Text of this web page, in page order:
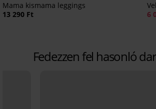
Mama kismama leggings
13 290 Ft
6
Fedezzen fel hasonló